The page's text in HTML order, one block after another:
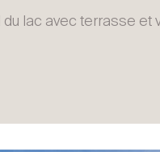
lac avec terrasse et